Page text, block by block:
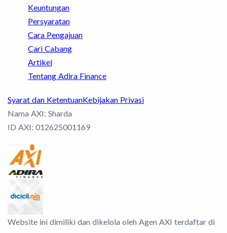
Keuntungan
Persyaratan
Cara Pengajuan
Cari Cabang
Artikel
Tentang Adira Finance
Syarat dan KetentuanKebijakan Privasi
Nama AXI: Sharda
ID AXI: 012625001169
Website ini dimiliki dan dikelola oleh Agen AXI terdaftar di